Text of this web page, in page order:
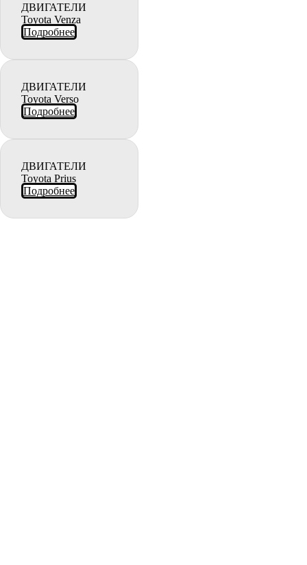
ДВИГАТЕЛИ
Toyota Venza
Подробнее
ДВИГАТЕЛИ
Toyota Verso
Подробнее
ДВИГАТЕЛИ
Toyota Prius
Подробнее